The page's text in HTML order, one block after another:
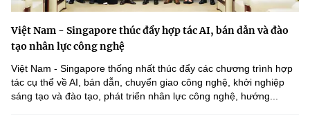
Việt Nam - Singapore thúc đẩy hợp tác AI, bán dẫn và đào
tạo nhân lực công nghệ
Việt Nam - Singapore thống nhất thúc đẩy các chương trình hợp
tác cụ thể về AI, bán dẫn, chuyển giao công nghệ, khởi nghiệp
sáng tạo và đào tạo, phát triển nhân lực công nghệ, hướng...